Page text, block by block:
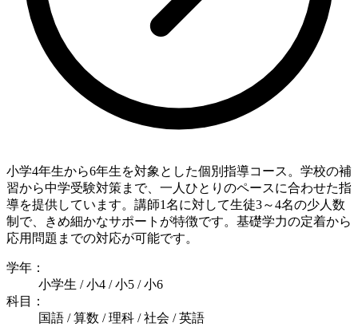
小学4年生から6年生を対象とした個別指導コース。学校の補
習から中学受験対策まで、一人ひとりのペースに合わせた指
導を提供しています。講師1名に対して生徒3～4名の少人数
制で、きめ細かなサポートが特徴です。基礎学力の定着から
応用問題までの対応が可能です。
学年：
小学生 / 小4 / 小5 / 小6
科目：
国語 / 算数 / 理科 / 社会 / 英語